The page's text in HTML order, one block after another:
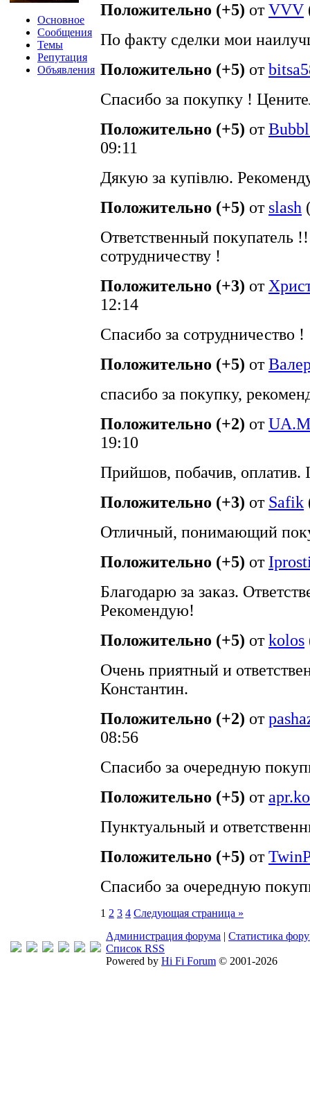
Основное
Сообщения
Темы
Репутация
Объявления
Положительно (+5) отVVV
По факту сделки мои
Положительно (+5) от
Спасибо за покупку !
Положительно (+5) от
09:11
Дякую за купівлю.
Положительно (+5) от slash
Ответственный покупатель
сотрудничеству !
Положительно (+3) от
12:14
Спасибо за сотрудничество !
Положительно (+5) от
спасибо за покупку,
Положительно (+2) от
19:10
Прийшов, побачив, оплатив.
Положительно (+3) от Safik
Отличный, понимающий
Положительно (+5) от
Благодарю за заказ.
Рекомендую!
Положительно (+5) отkolos
Очень приятный и
Константин.
Положительно (+2) от
08:56
Спасибо за очередную
Положительно (+5) от
Пунктуальный и
Положительно (+5) от
Спасибо за очередную
1 2 3 4 Следующая страница »
Администрация форума | Статистика
Список RSS
Powered by Hi Fi Forum © 2001-2026